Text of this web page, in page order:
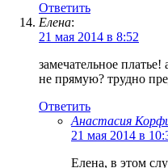
Ответить
Елена:
21 мая 2014 в 8:52
замечательное
не прямую? трудно
Ответить
Анастасия
21 мая 2014 в
Елена, в этом